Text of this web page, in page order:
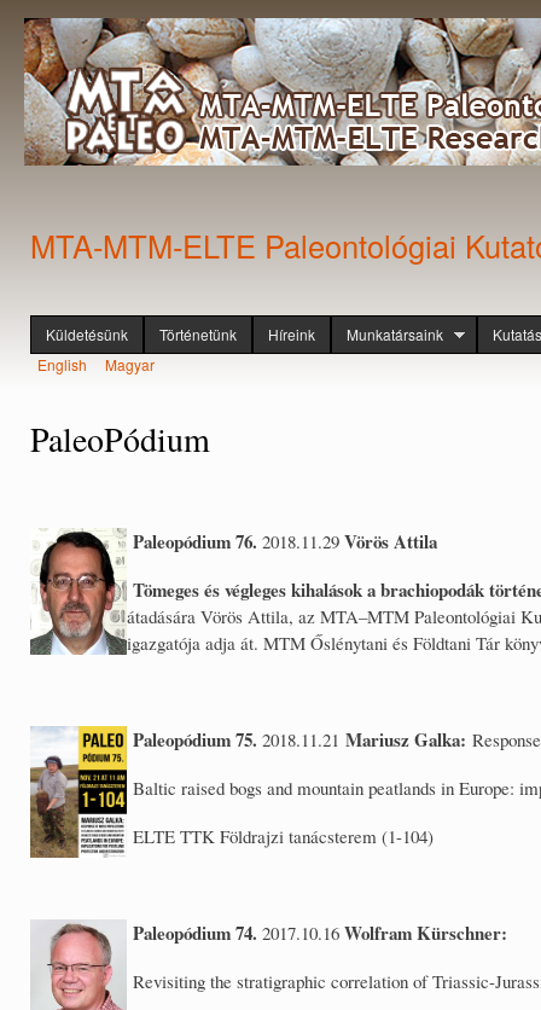
MTA-MTM-ELTE Paleontológiai
Főmenü
Küldetésünk Történetünk Híreink Munkatársaink
Nyelvek
English Magyar
PaleoPódium
Paleopódium 76. 2018.11.29 Vörös Attila
Tömeges és végleges kihalások a brachiopodák
átadására Vörös Attila, az MTA–MTM Paleontológiai
igazgatója adja át. MTM Őslénytani és Földtani Tár
Paleopódium 75. 2018.11.21 Mariusz Galka:
Baltic raised bogs and mountain peatlands in Europe:
ELTE TTK Földrajzi tanácsterem (1-104)
Paleopódium 74. 2017.10.16 Wolfram Kürschner:
Revisiting the stratigraphic correlation of Triassic-